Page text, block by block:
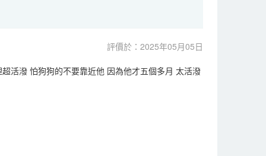
評價於：2025年05月05日
活潑 怕狗狗的不要靠近他 因為他才五個多月 太活潑